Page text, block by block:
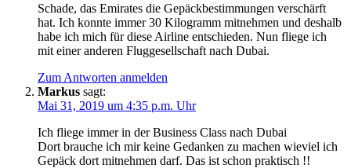
Schade, das Emirates die Gepäckbestimmungen verschärft
hat. Ich konnte immer 30 Kilogramm mitnehmen und deshalb
habe ich mich für diese Airline entschieden. Nun fliege ich
mit einer anderen Fluggesellschaft nach Dubai.
Zum Antworten anmelden
Markus sagt:
Mai 31, 2019 um 4:35 p.m. Uhr
Ich fliege immer in der Business Class nach Dubai
Dort brauche ich mir keine Gedanken zu machen wieviel ich
Gepäck dort mitnehmen darf. Das ist schon praktisch !!